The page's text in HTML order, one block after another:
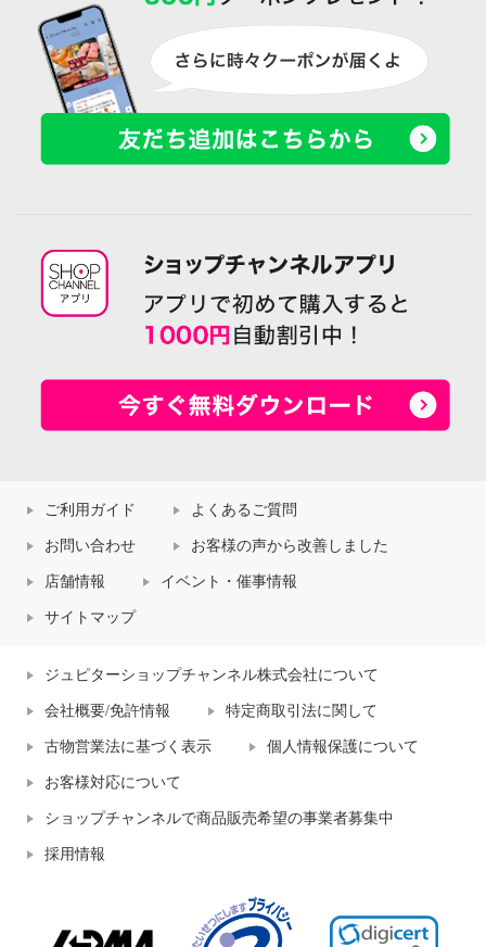
ご利用ガイド よくあるご質問
お問い合わせ お客様の声から改善しました
店舗情報 イベント・催事情報
サイトマップ
ジュピターショップチャンネル株式会社について
会社概要/免許情報 特定商取引法に関して
古物営業法に基づく表示 個人情報保護について
お客様対応について
ショップチャンネルで商品販売希望の事業者募集中
採用情報